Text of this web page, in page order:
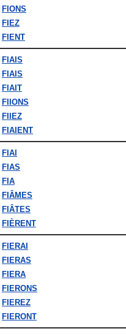
FIONS
FIEZ
FIENT
FIAIS
FIAIS
FIAIT
FIIONS
FIIEZ
FIAIENT
FIAI
FIAS
FIA
FIÂMES
FIÂTES
FIÈRENT
FIERAI
FIERAS
FIERA
FIERONS
FIEREZ
FIERONT